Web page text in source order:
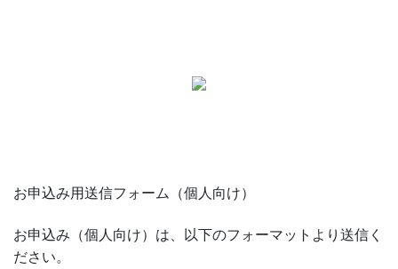
お申込み用送信フォーム（個人向け）
お申込み（個人向け）は、以下のフォーマットより送信く
ださい。